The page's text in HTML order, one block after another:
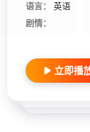
语言：
英语
剧情：
立即播